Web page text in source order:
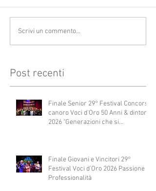
Scrivi un commento...
Post recenti
Finale Senior 29° Festival Concorso
canoro Voci d'Oro 50 Anni & dintorni
2026 "Generazioni che si
Finale Giovani e Vincitori 29°
Festival Voci d'Oro 2026 Passione e
Professionalità